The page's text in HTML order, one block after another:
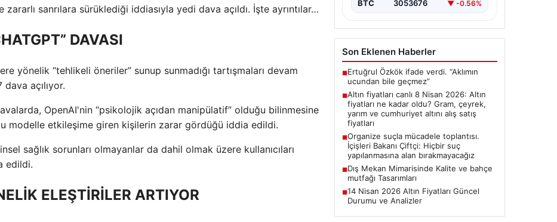
sanrılara sürüklediği iddiasıyla yedi dava açıldı. İşte ayrıntılar…
DAVASI
yönelik “tehlikeli öneriler” sunup sunmadığı tartışmaları devam
açılıyor.
OpenAI'nin “psikolojik açıdan manipülatif” olduğu bilinmesine
modelle etkileşime giren kişilerin zarar gördüğü iddia edildi.
sağlık sorunları olmayanlar da dahil olmak üzere kullanıcıları
edildi.
ELEŞTİRİLER ARTIYOR
BTC 3053676 ▼ -0.56%
Son Eklenen Haberler
■Ertuğrul Özkök ifade verdi. “Aklımın
ucundan bile geçmez”
■Altın fiyatları canlı 8 Nisan 2026: Altın
fiyatları ne kadar oldu? Gram, çeyrek,
yarım ve cumhuriyet altını alış satış
fiyatları
■Organize suçla mücadele toplantısı.
İçişleri Bakanı Çiftçi: Hiçbir suç
yapılanmasına alan bırakmayacağız
■Dış Mekan Mimarisinde Kalite ve bahçe
mutfağı Tasarımları
■14 Nisan 2026 Altın Fiyatları Güncel
Durumu ve Analizler